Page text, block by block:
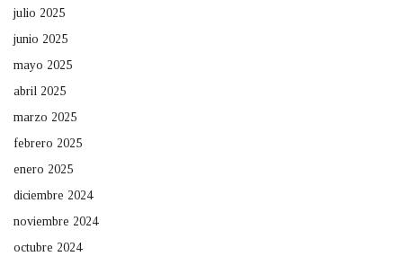
julio 2025
junio 2025
mayo 2025
abril 2025
marzo 2025
febrero 2025
enero 2025
diciembre 2024
noviembre 2024
octubre 2024